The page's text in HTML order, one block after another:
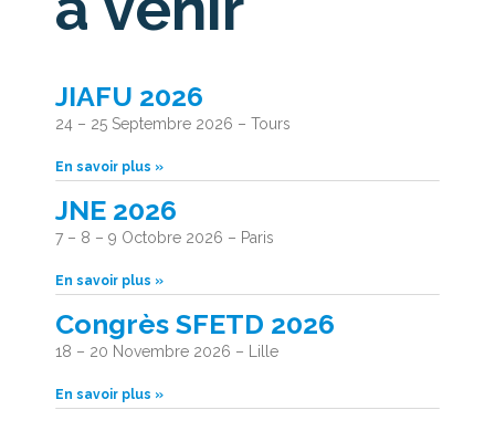
JIAFU 2026
24 – 25 Septembre 2026 – Tours
En savoir plus »
JNE 2026
7 – 8 – 9 Octobre 2026 – Paris
En savoir plus »
Congrès SFETD 2026
18 – 20 Novembre 2026 – Lille
En savoir plus »